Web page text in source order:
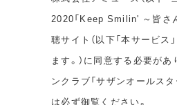
2020「Keep Smilin' ～皆さ
聴サイト（以下「本サービス
ます。）に同意する必要が
ンクラブ「サザンオールスタ
は必ず御覧ください。